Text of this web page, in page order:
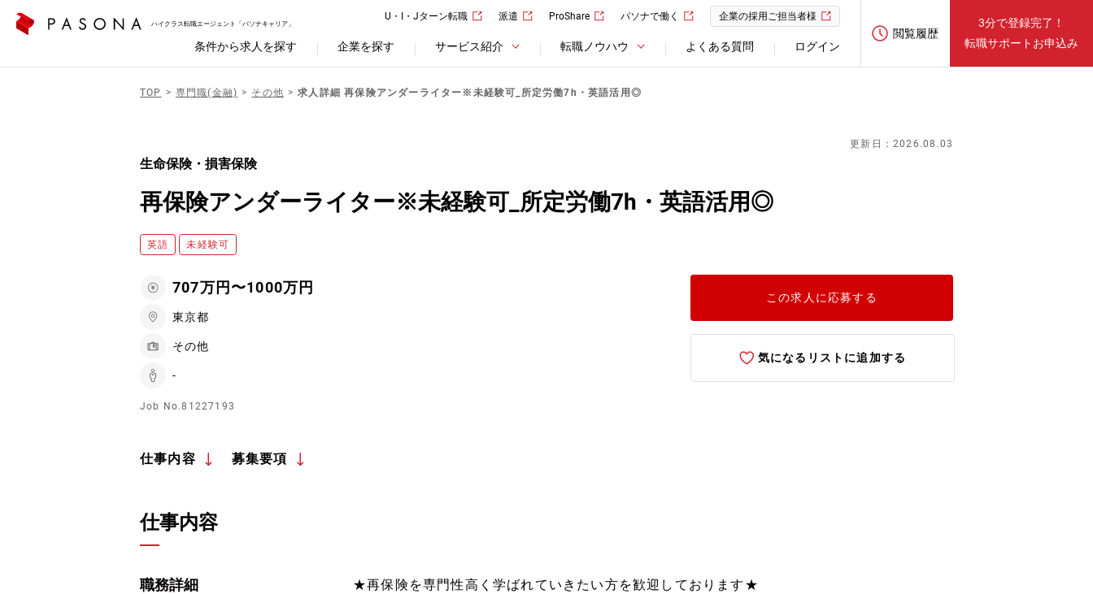
ハイクラス転職エージェント「パソナキャリア」
U・I・Jターン転職 派遣 ProShare パソナで働く 企業の採用ご担当者様
条件から求人を探す 企業を探す サービス紹介 転職ノウハウ よくある質問 ログイン
閲覧履歴
3分で登録完了！
転職サポートお申込み
TOP 専門職(金融) その他 求人詳細 再保険アンダーライター※未経験可_所定労働7h・英語活用◎
更新日：2026.08.03
生命保険・損害保険
再保険アンダーライター※未経験可_所定労働7h・英語活用◎
英語 未経験可
707万円〜1000万円
東京都
その他
-
Job No.81227193
この求人に応募する
気になるリストに追加する
仕事内容 募集要項
仕事内容
職務詳細
★再保険を専門性高く学ばれていきたい方を歓迎しております★